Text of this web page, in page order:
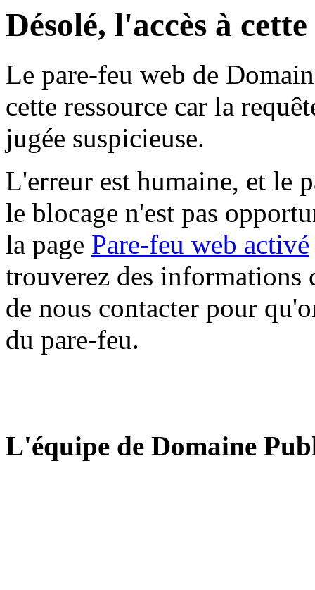
Désolé, l'accès à
Le pare-feu web de
cette ressource car la
jugée suspicieuse.
L'erreur est humaine, et le
le blocage n'est pas
la page Pare-feu web activé
trouverez des informations
de nous contacter pour
du pare-feu.
L'équipe de Domaine